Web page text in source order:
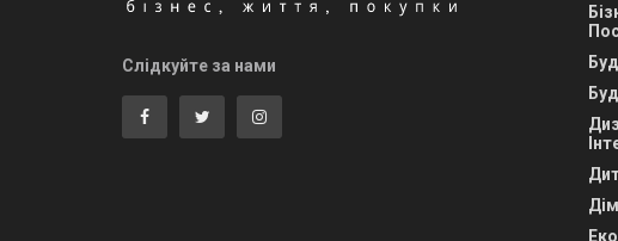
Слідкуйте за нами